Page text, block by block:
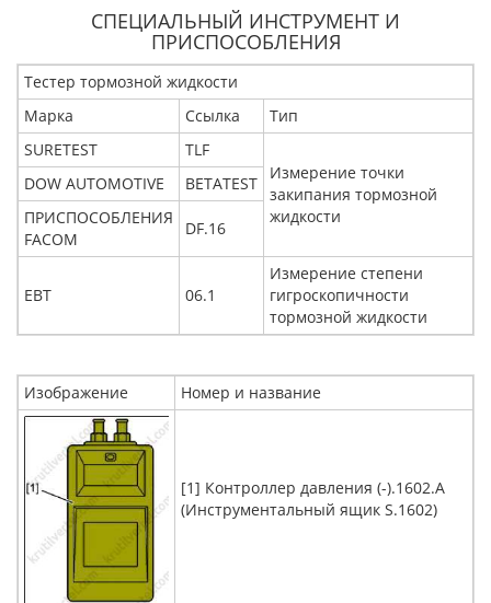
СПЕЦИАЛЬНЫЙ ИНСТРУМЕНТ И
ПРИСПОСОБЛЕНИЯ
Тестер тормозной жидкости
Марка
Ссылка
Тип
SURETEST
TLF
Измерение точки
закипания тормозной
жидкости
DOW AUTOMOTIVE
BETATEST
ПРИСПОСОБЛЕНИЯ
FACOM
DF.16
EBT 06.1
Измерение степени
гигроскопичности
тормозной жидкости
Изображение Номер и название
[1] Контроллер давления (-).1602.A
(Инструментальный ящик S.1602)